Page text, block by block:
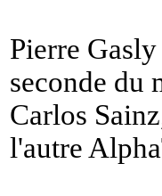
Pierre
seconde du
Carlos
l'autre